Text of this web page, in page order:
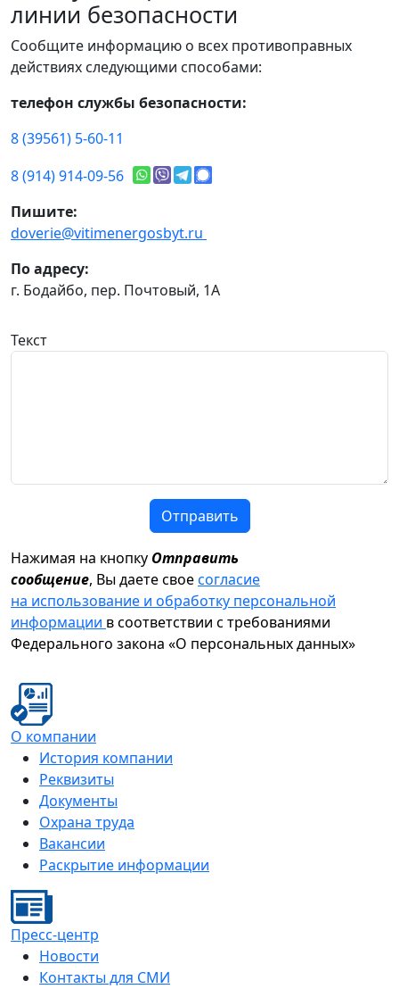
линии безопасности
Сообщите информацию о всех противоправных
действиях следующими способами:
телефон службы безопасности:
8 (39561) 5-60-11
8 (914) 914-09-56
Пишите:
doverie@vitimenergosbyt.ru
По адресу:
г. Бодайбо, пер. Почтовый, 1А
Текст
Отправить
Нажимая на кнопку Отправить
сообщение, Вы даете своесогласие
на использование и обработку персональной
информации в соответствии с требованиями
Федерального закона «О персональных данных»
О компании
История компании
Реквизиты
Документы
Охрана труда
Вакансии
Раскрытие информации
Пресс-центр
Новости
Контакты для СМИ